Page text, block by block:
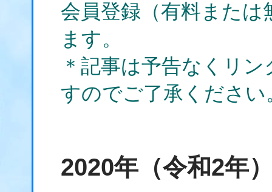
会員登録（有料また
ます。
＊記事は予告なくリ
すのでご了承ください
2020年（令和2年